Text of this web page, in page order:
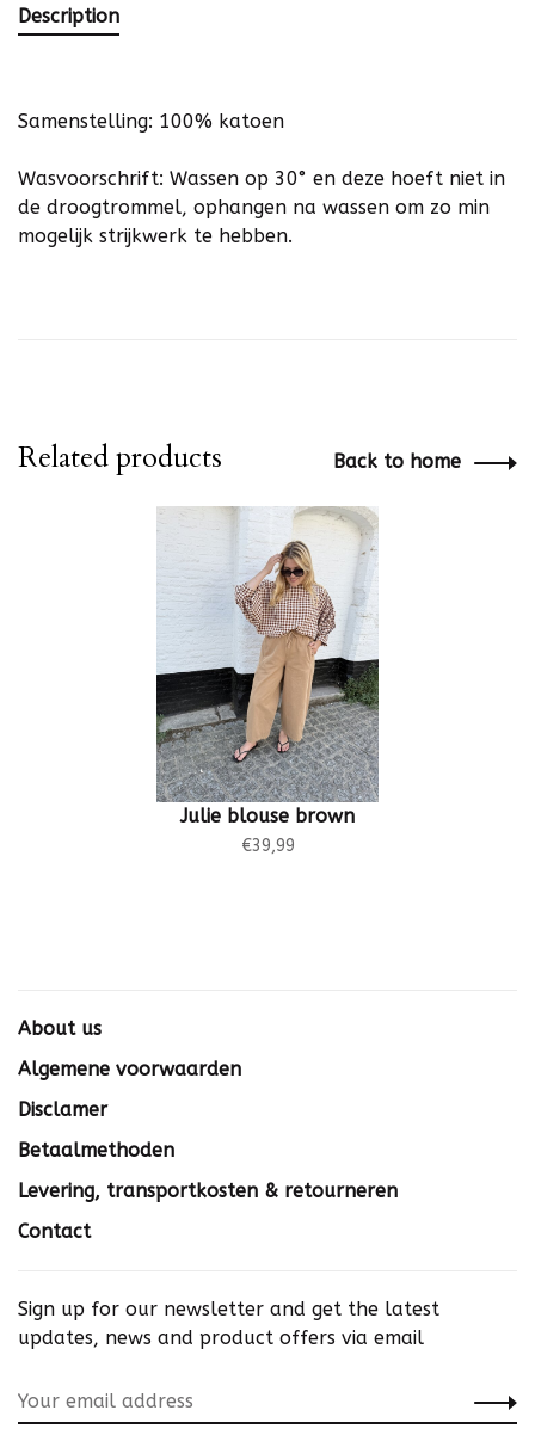
Description
Samenstelling: 100% katoen
Wasvoorschrift: Wassen op 30° en deze hoeft niet in
de droogtrommel, ophangen na wassen om zo min
mogelijk strijkwerk te hebben.
Related products Back to home
Julie blouse brown
€39,99
About us
Algemene voorwaarden
Disclamer
Betaalmethoden
Levering, transportkosten & retourneren
Contact
Sign up for our newsletter and get the latest
updates, news and product offers via email